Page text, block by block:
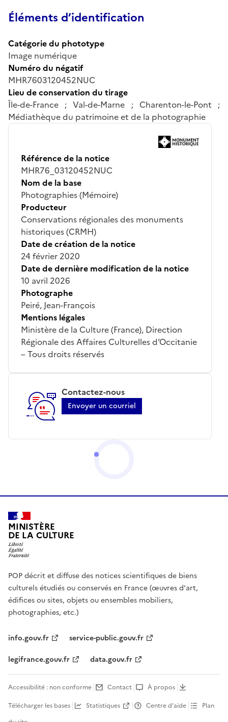
Éléments d’identification
Catégorie du phototype
Image numérique
Numéro du négatif
MHR7603120452NUC
Lieu de conservation du tirage
Île-de-France ; Val-de-Marne ; Charenton-le-Pont ;
Médiathèque du patrimoine et de la photographie
Référence de la notice
MHR76_03120452NUC
Nom de la base
Photographies (Mémoire)
Producteur
Conservations régionales des monuments
historiques (CRMH)
Date de création de la notice
24 février 2020
Date de dernière modification de la notice
10 avril 2026
Photographe
Peiré, Jean-François
Mentions légales
Ministère de la Culture (France), Direction
Régionale des Affaires Culturelles d’Occitanie
– Tous droits réservés
Contactez-nous
Envoyer un courriel
MINISTÈRE
DE LA CULTURE
POP décrit et diffuse des notices scientifiques de biens
culturels étudiés ou conservés en France (œuvres d'art,
édifices ou sites, objets ou ensembles mobiliers,
photographies, etc.)
info.gouv.fr
service-public.gouv.fr
legifrance.gouv.fr
data.gouv.fr
Accessibilité : non conforme Contact
À propos
Télécharger les bases
Statistiques Centre d’aide
Plan